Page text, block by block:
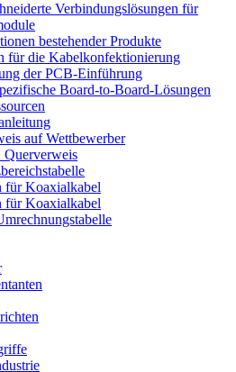
Verbindungslösungen für
bestehender Produkte
für die Kabelkonfektionierung
der PCB-Einführung
Board-to-Board-Lösungen
auf Wettbewerber
für Koaxialkabel
für Koaxialkabel